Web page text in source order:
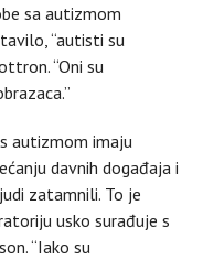
sa autizmom
“autisti su
“Oni su
autizmom imaju
davnih događaja i
zatamnili. To je
usko surađuje s
“Iako su